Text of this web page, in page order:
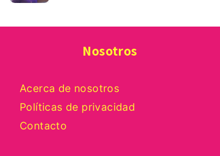
Nosotros
Acerca de nosotros
Políticas de privacidad
Contacto